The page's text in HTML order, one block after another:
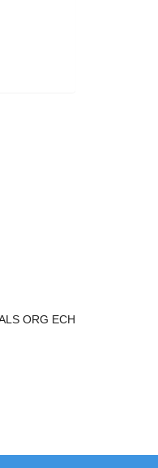
ORG ECH